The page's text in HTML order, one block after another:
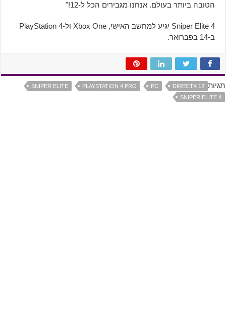
הטובה ביותר בעולם. אנחנו מגבירים הכל ל-12!"
Sniper Elite 4 יגיע למחשב האישי, Xbox One ול-PlayStation 4
ב-14 בפברואר.
תגיות DIRECTX 12
PC
PLAYSTATION 4 PRO
SNIPER ELITE
SNIPER ELITE 4